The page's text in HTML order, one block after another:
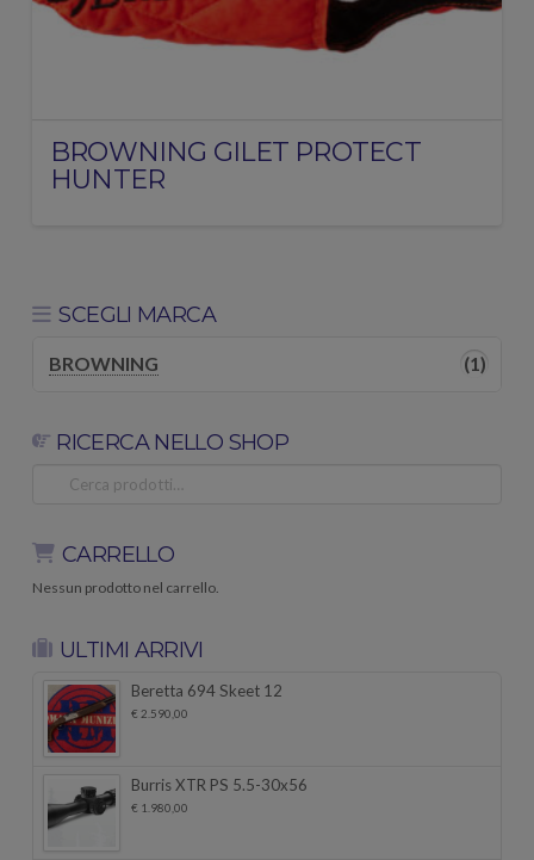
BROWNING GILET PROTECT
HUNTER
SCEGLI MARCA
BROWNING (1)
RICERCA NELLO SHOP
CARRELLO
Nessun prodotto nel carrello.
ULTIMI ARRIVI
Beretta 694 Skeet 12
€ 2.590,00
Burris XTR PS 5.5-30x56
€ 1.980,00